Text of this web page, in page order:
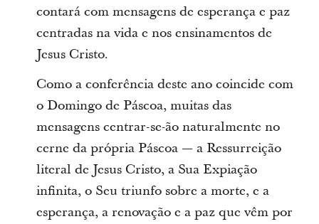
contará com mensagens de esperança e paz
centradas na vida e nos ensinamentos de
Jesus Cristo.
Como a conferência deste ano coincide com
o Domingo de Páscoa, muitas das
mensagens centrar-se-ão naturalmente no
cerne da própria Páscoa — a Ressurreição
literal de Jesus Cristo, a Sua Expiação
infinita, o Seu triunfo sobre a morte, e a
esperança, a renovação e a paz que vêm por